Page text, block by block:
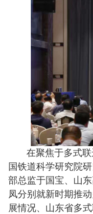
在聚焦于多式
国铁道科学研究院
部总监于国宝、山
凤分别就新时期推
展情况、山东省多